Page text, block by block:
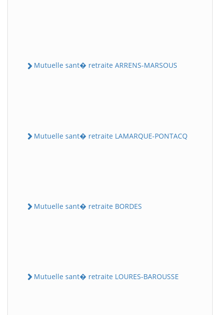
Mutuelle sant� retraite ARRENS-MARSOUS
Mutuelle sant� retraite LAMARQUE-PONTACQ
Mutuelle sant� retraite BORDES
Mutuelle sant� retraite LOURES-BAROUSSE